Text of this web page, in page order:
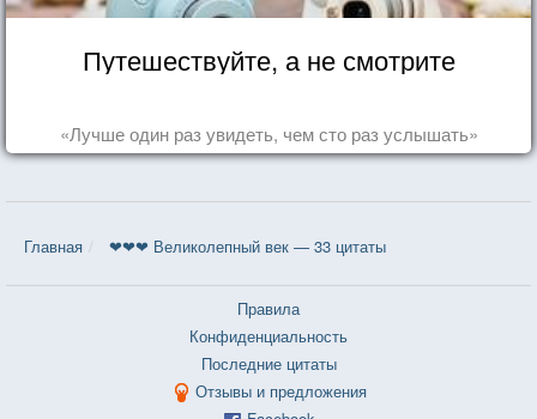
Путешествуйте, а не смотрите
«Лучше один раз увидеть, чем сто раз услышать»
Главная ❤❤❤ Великолепный век — 33 цитаты
Правила
Конфиденциальность
Последние цитаты
Отзывы и предложения